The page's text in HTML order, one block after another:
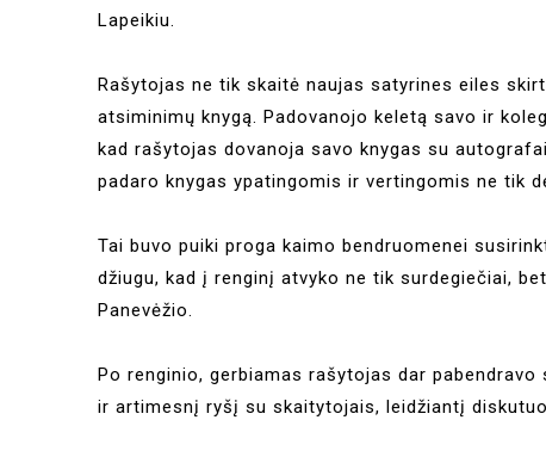
Lapeikiu.
Rašytojas ne tik skaitė naujas satyrines eiles
atsiminimų knygą. Padovanojo keletą savo ir
kad rašytojas dovanoja savo knygas su
padaro knygas ypatingomis ir vertingomis ne tik
Tai buvo puiki proga kaimo bendruomenei
džiugu, kad į renginį atvyko ne tik surdegiečiai,
Panevėžio.
Po renginio, gerbiamas rašytojas dar
ir artimesnį ryšį su skaitytojais, leidžiantį